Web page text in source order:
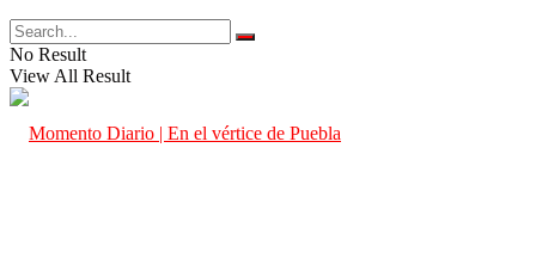
No Result
View All Result